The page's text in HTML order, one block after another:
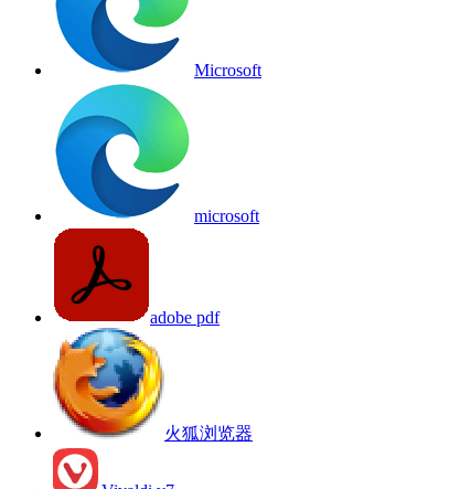
Microsoft
microsoft
adobe pdf
火狐浏览器